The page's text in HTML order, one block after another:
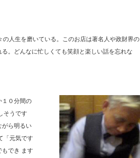
人生を磨いている。このお店は著名人や政財界の
。どんなに忙しくても笑顔と楽しい話を忘れな
１０分間の
そうです
がら明るい
「元気です
もでき ます